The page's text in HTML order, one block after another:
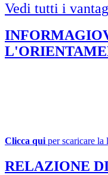
Vedi tutti i
Clicca qui per scaricare
RELAZIONE